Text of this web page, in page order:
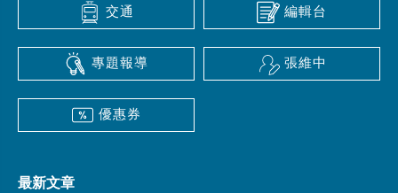
交通 編輯台
專題報導 張維中
優惠券
最新文章